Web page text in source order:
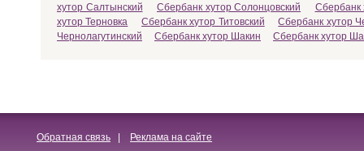
хутор Салтынский
Сбербанк хутор Солонцовский
Сбербанк
хутор Терновка
Сбербанк хутор Титовский
Сбербанк хутор
Чернолагутинский
Сбербанк хутор Шакин Сбербанк хутор
Обратная связь Реклама на сайте